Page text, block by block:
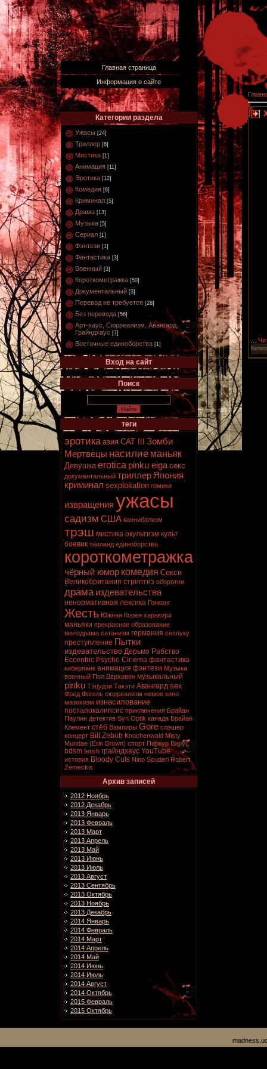
Главная страница
Информация о сайте
Категории раздела
Ужасы [24]
Триллер [6]
Мистика [1]
Анимация [11]
Эротика [12]
Комедия [6]
Криминал [5]
Драма [13]
Музыка [5]
Сериал [1]
Фэнтези [1]
Фантастика [3]
Военный [3]
Короткометражка [50]
Документальный [3]
Перевод не требуется [28]
Без перевода [56]
Арт-хаус, Сюрреализм, Авангард,
Грайндхаус [7]
Восточные единоборства [1]
Вход на сайт
Поиск
теги
эротика азия CAT III
Зомби
Мертвецы насилие маньяк
Девушка erotica pinku eiga секс
документальный триллер Япония
криминал sexploitation гомики
извращения ужасы
садизм США каннибализм
трэш мистика окультизм культ
боевик таиланд единоборства
короткометражка
чёрный юмор комедия Секси
Великобритания стриптиз оборотни
драма издевательства
ненормативная лексика Гонконг
Жесть Южная Корея харакири
маньяки прекрасное образование
мелодрама сатанизм германия сеппуку
преступление Пытки
издевательство Дерьмо Рабство
Eccentric Psycho Cinema фантастика
киберпанк анимация фэнтези Музыка
военный Пол Верховен музыкальный
pinku Тэцудзи Такэти Авангард sex
Фред Фогель сюрреализм немое кино
мазохизм изнасилование
постапокалипсис приключения Брайан
Паулин детектив Syn.Optik канада Брайан
Клемент стёб Вампиры Gore слэшер
концерт Bill Zebub Knochenwald Misty
Mundae (Erin Brown) спорт Паркур Вирус
bdsm fetish грайндхаус YouTube
история Bloody Cuts Nino Scuderi Robert
Zemeckis
Архив записей
2012 Ноябрь
2012 Декабрь
2013 Январь
2013 Февраль
2013 Март
2013 Апрель
2013 Май
2013 Июнь
2013 Июль
2013 Август
2013 Сентябрь
2013 Октябрь
2013 Ноябрь
2013 Декабрь
2014 Январь
2014 Февраль
2014 Март
2014 Апрель
2014 Май
2014 Июнь
2014 Июль
2014 Август
2014 Октябрь
2015 Февраль
2015 Октябрь